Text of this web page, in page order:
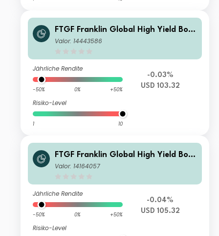
FTGF Franklin Global High Yield Bon
d Fund Class F USD Distributing (M)
Valor: 14443586
Jährliche Rendite
-50% 0% +50%
Risiko-Level
1 10
-0.03%
USD 103.32
FTGF Franklin Global High Yield Bon
d Fund Class A USD Distirbuting (M)
Valor: 14164057
Jährliche Rendite
-50% 0% +50%
Risiko-Level
-0.04%
USD 105.32